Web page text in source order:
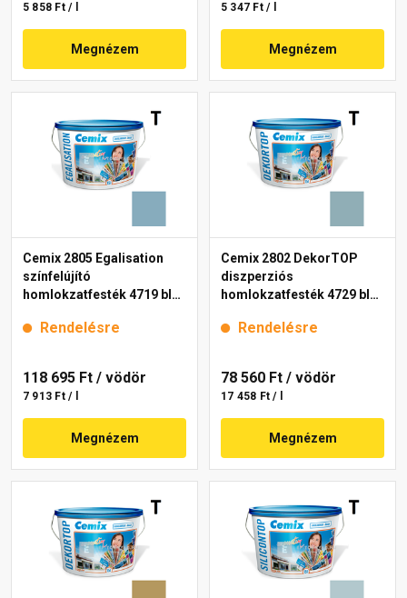
5 858 Ft / l
Megnézem
5 347 Ft / l
Megnézem
Cemix 2805 Egalisation
színfelújító
homlokzatfesték 4719 blue
Rendelésre
118 695 Ft / vödör
7 913 Ft / l
Megnézem
Cemix 2802 DekorTOP
diszperziós
homlokzatfesték 4729 blue
Rendelésre
78 560 Ft / vödör
17 458 Ft / l
Megnézem